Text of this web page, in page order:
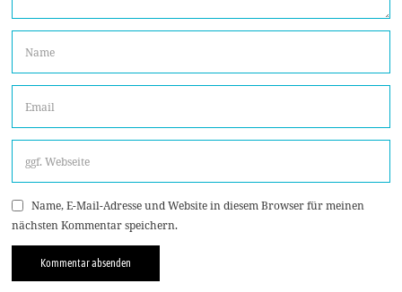
Name, E-Mail-Adresse und Website in diesem Browser für meinen
nächsten Kommentar speichern.